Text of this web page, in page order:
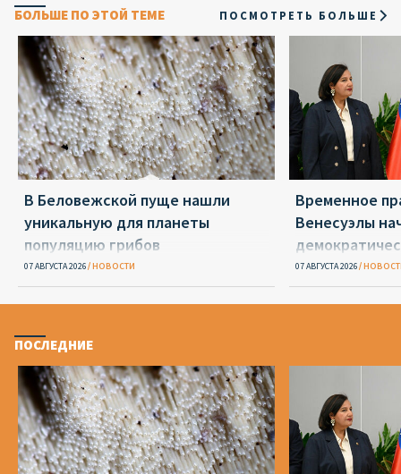
БОЛЬШЕ ПО ЭТОЙ ТЕМЕ ПОСМОТРЕТЬ БОЛЬШЕ
В Беловежской пуще нашли
уникальную для планеты
популяцию грибов
07 АВГУСТА 2026 НОВОСТИ
Временное
Венесуэлы
07 АВГУСТА 2026
ПОСЛЕДНИЕ